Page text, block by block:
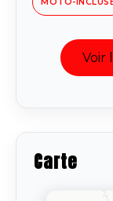
MOTO-
Voir
Carte